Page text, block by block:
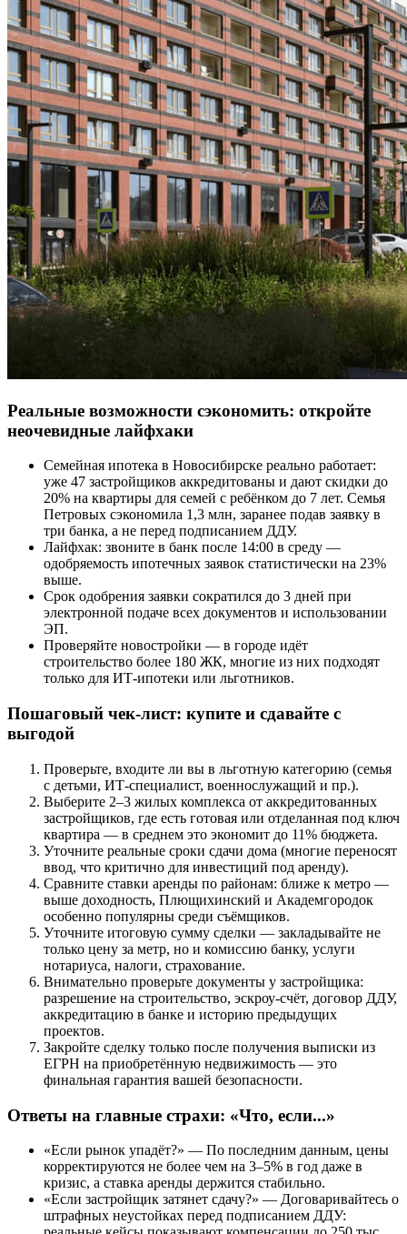
Реальные возможности сэкономить: откройте
неочевидные лайфхаки
Семейная ипотека в Новосибирске реально работает:
уже 47 застройщиков аккредитованы и дают скидки до
20% на квартиры для семей с ребёнком до 7 лет. Семья
Петровых сэкономила 1,3 млн, заранее подав заявку в
три банка, а не перед подписанием ДДУ.
Лайфхак: звоните в банк после 14:00 в среду —
одобряемость ипотечных заявок статистически на 23%
выше.
Срок одобрения заявки сократился до 3 дней при
электронной подаче всех документов и использовании
ЭП.
Проверяйте новостройки — в городе идёт
строительство более 180 ЖК, многие из них подходят
только для ИТ-ипотеки или льготников.
Пошаговый чек-лист: купите и сдавайте с
выгодой
Проверьте, входите ли вы в льготную категорию (семья
с детьми, ИТ-специалист, военнослужащий и пр.).
Выберите 2–3 жилых комплекса от аккредитованных
застройщиков, где есть готовая или отделанная под ключ
квартира — в среднем это экономит до 11% бюджета.
Уточните реальные сроки сдачи дома (многие переносят
ввод, что критично для инвестиций под аренду).
Сравните ставки аренды по районам: ближе к метро —
выше доходность, Плющихинский и Академгородок
особенно популярны среди съёмщиков.
Уточните итоговую сумму сделки — закладывайте не
только цену за метр, но и комиссию банку, услуги
нотариуса, налоги, страхование.
Внимательно проверьте документы у застройщика:
разрешение на строительство, эскроу-счёт, договор ДДУ,
аккредитацию в банке и историю предыдущих
проектов.
Закройте сделку только после получения выписки из
ЕГРН на приобретённую недвижимость — это
финальная гарантия вашей безопасности.
Ответы на главные страхи: «Что, если...»
«Если рынок упадёт?» — По последним данным, цены
корректируются не более чем на 3–5% в год даже в
кризис, а ставка аренды держится стабильно.
«Если застройщик затянет сдачу?» — Договаривайтесь о
штрафных неустойках перед подписанием ДДУ: